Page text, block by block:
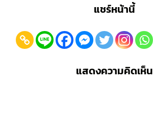
แชร์หน้านี้
แสดงความคิดเห็น